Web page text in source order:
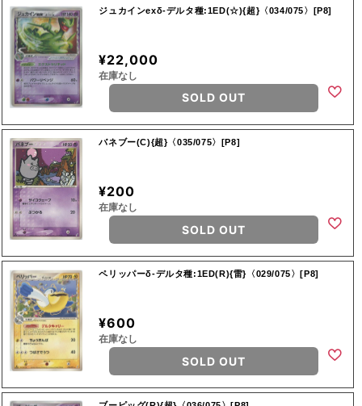
ジュカインexδ-デルタ種:1ED(☆){超}〈034/075〉[P8]
¥22,000
在庫なし
SOLD OUT
バネブー(C){超}〈035/075〉[P8]
¥200
在庫なし
SOLD OUT
ペリッパーδ-デルタ種:1ED(R){雷}〈029/075〉[P8]
¥600
在庫なし
SOLD OUT